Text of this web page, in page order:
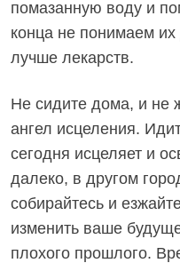
помазанную воду и
конца не понимаем
лучше лекарств.
Не сидите дома, и не
ангел исцеления.
сегодня исцеляет и
далеко, в другом
собирайтесь и
изменить ваше
плохого прошлого.